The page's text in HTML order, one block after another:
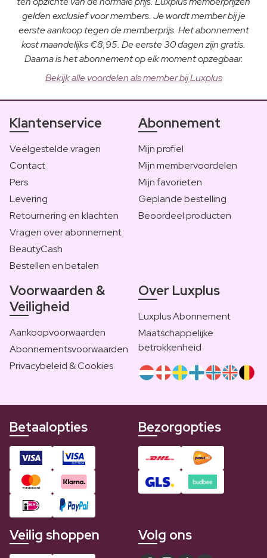
gelden exclusief voor members. Je wordt member bij je
eerste aankoop tegen de memberprijs. Het abonnement
kost maandelijks €8,95. De eerste 30 dagen zijn gratis.
Daarna is het abonnement op elk moment opzegbaar.
Bekijk alle voordelen als member bij Luxplus
Klantenservice
Veelgestelde vragen
Contact
Pers
Levering
Retournering en klachten
Vragen over abonnement
BeautyCash
Bestellen en betalen
Abonnement
Mijn profiel
Mijn membervoordelen
Mijn favorieten
Geplande bestelling
Beoordeel producten
Voorwaarden &
Veiligheid
Aankoopvoorwaarden
Abonnementsvoorwaarden
Privacybeleid & Cookies
Over Luxplus
Luxplus Abonnement
Maatschappelijke
betrokkenheid
Betaalopties Bezorgopties
Veilig shoppen Volg ons